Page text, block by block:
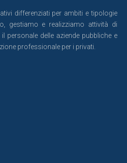
differenziati per ambiti e tipologie
gestiamo e realizziamo attività di
personale delle aziende pubbliche e
professionale per i privati.